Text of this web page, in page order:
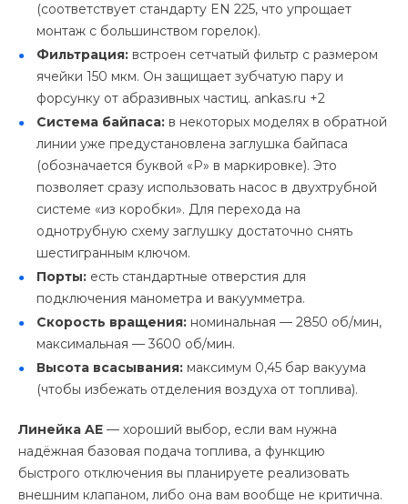
(соответствует стандарту EN 225, что упрощает
монтаж с большинством горелок).
Фильтрация: встроен сетчатый фильтр с размером
ячейки 150 мкм. Он защищает зубчатую пару и
форсунку от абразивных частиц. ankas.ru +2
Система байпаса: в некоторых моделях в обратной
линии уже предустановлена заглушка байпаса
(обозначается буквой «P» в маркировке). Это
позволяет сразу использовать насос в двухтрубной
системе «из коробки». Для перехода на
однотрубную схему заглушку достаточно снять
шестигранным ключом.
Порты: есть стандартные отверстия для
подключения манометра и вакуумметра.
Скорость вращения: номинальная — 2850 об/мин,
максимальная — 3600 об/мин.
Высота всасывания: максимум 0,45 бар вакуума
(чтобы избежать отделения воздуха от топлива).
Линейка AE — хороший выбор, если вам нужна
надёжная базовая подача топлива, а функцию
быстрого отключения вы планируете реализовать
внешним клапаном, либо она вам вообще не критична.